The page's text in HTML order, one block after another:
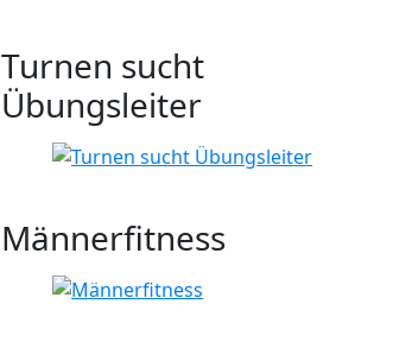
Turnen sucht
Übungsleiter
Männerfitness